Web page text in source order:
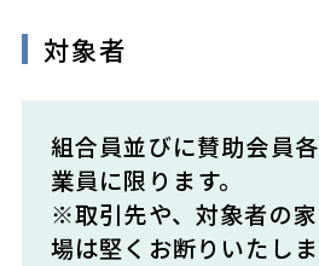
対象者
組合員並びに賛助会員
業員に限ります。
※取引先や、対象者の
場は堅くお断りいたしま